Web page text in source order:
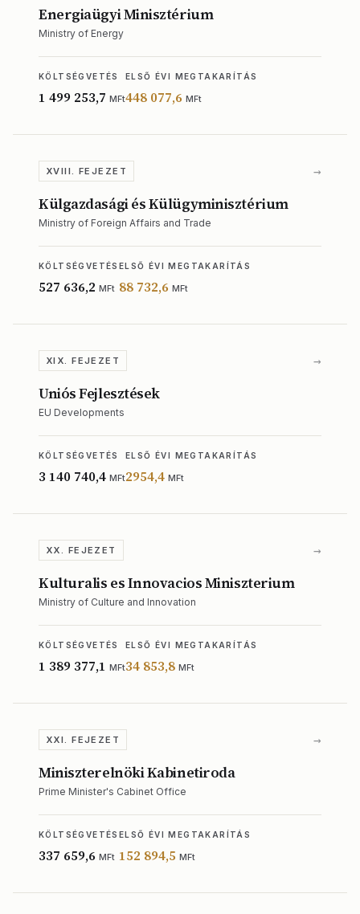
Energiaügyi Minisztérium
Ministry of Energy
KÖLTSÉGVETÉS
1 499 253,7 MFt
ELSŐ ÉVI MEGTAKARÍTÁS
448 077,6 MFt
XVIII. FEJEZET →
Külgazdasági és Külügyminisztérium
Ministry of Foreign Affairs and Trade
KÖLTSÉGVETÉS
527 636,2 MFt
ELSŐ ÉVI MEGTAKARÍTÁS
88 732,6 MFt
XIX. FEJEZET →
Uniós Fejlesztések
EU Developments
KÖLTSÉGVETÉS
3 140 740,4 MFt
ELSŐ ÉVI MEGTAKARÍTÁS
2954,4 MFt
XX. FEJEZET →
Kulturalis es Innovacios Miniszterium
Ministry of Culture and Innovation
KÖLTSÉGVETÉS
1 389 377,1 MFt
ELSŐ ÉVI MEGTAKARÍTÁS
34 853,8 MFt
XXI. FEJEZET →
Miniszterelnöki Kabinetiroda
Prime Minister's Cabinet Office
KÖLTSÉGVETÉS
337 659,6 MFt
ELSŐ ÉVI MEGTAKARÍTÁS
152 894,5 MFt